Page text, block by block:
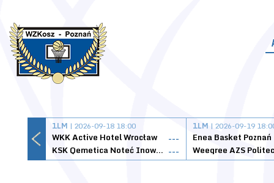
1LM | 2026-09-18 18:00
WKK Active Hotel Wrocław
---
KSK Qemetica Noteć Inowrocław ---
1LM | 2026-09-19
Enea Basket Poznań